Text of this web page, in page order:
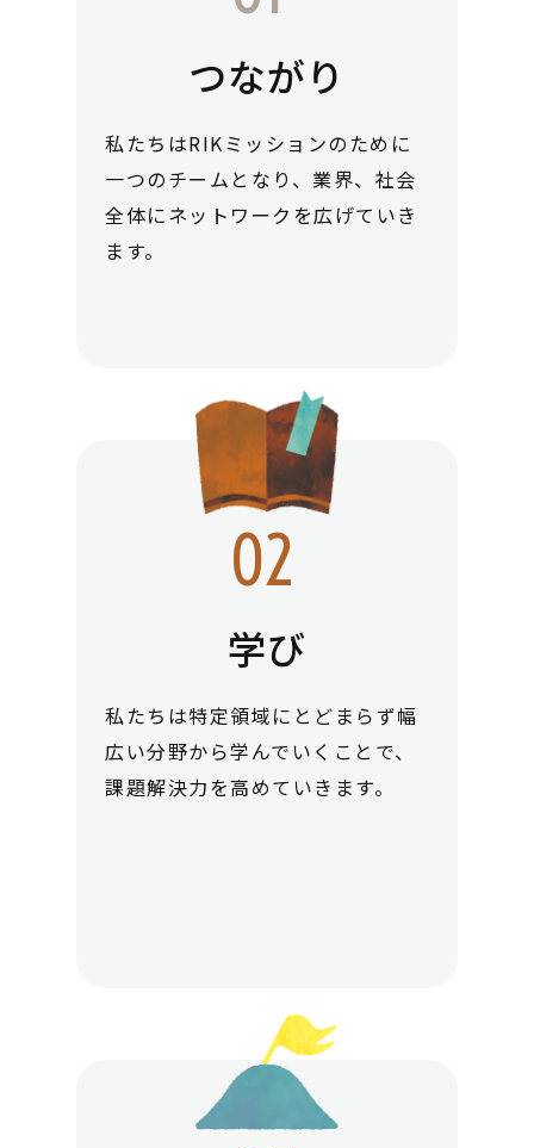
つながり
私たちはRIKミッションのために
一つのチームとなり、業界、社会
全体にネットワークを広げていき
ます。
学び
私たちは特定領域にとどまらず幅
広い分野から学んでいくことで、
課題解決力を高めていきます。